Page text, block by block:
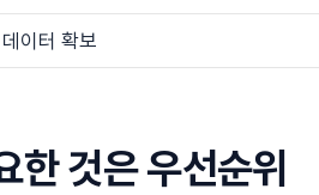
이터 확보
한 것은 우선순위